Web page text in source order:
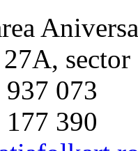
sector
073
390